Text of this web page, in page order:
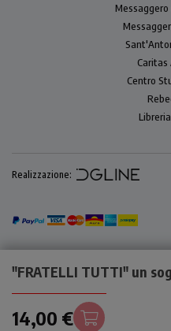
"FRATELLI TUTTI" un
14,00 €
Caritas
Centro
Realizzazione: